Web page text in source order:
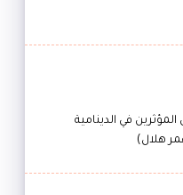
في الدينامية
هلال)